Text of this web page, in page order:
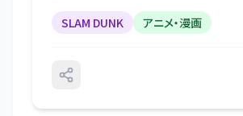
SLAM DUNK アニメ・漫画